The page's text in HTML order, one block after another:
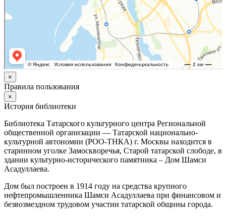
×
Правила пользования
×
История библиотеки
Библиотека Татарского культурного центра Региональной
общественной организации — Татарской национально-
культурной автономии (РОО-ТНКА) г. Москвы находится в
старинном уголке Замоскворечья, Старой татарской слободе, в
здании культурно-исторического памятника – Дом Шамси
Асадуллаева.
Дом был построен в 1914 году на средства крупного
нефтепромышленника Шамси Асадуллаева при финансовом и
безвозмездном трудовом участии татарской общины города.